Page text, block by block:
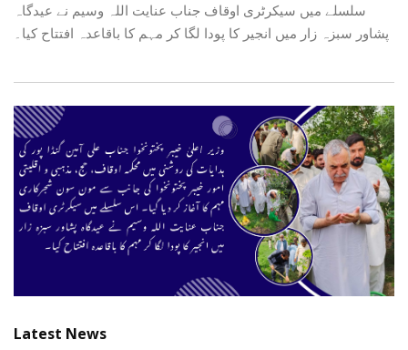
سلسلے میں سیکرٹری اوقاف جناب عنایت اللہ وسیم نے عیدگاہ
پشاور سبزہ زار میں انجیر کا پودا لگا کر مہم کا باقاعدہ افتتاح کیا۔
Latest News